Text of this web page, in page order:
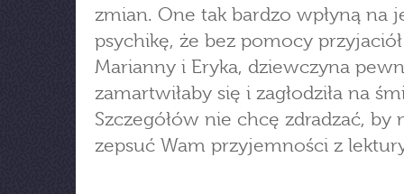
zmian. One tak bardzo wpłyną na
psychikę, że bez pomocy przyjaciół
Marianny i Eryka, dziewczyna
zamartwiłaby się i zagłodziła na
Szczegółów nie chcę zdradzać, by
zepsuć Wam przyjemności z